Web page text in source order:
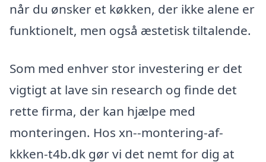
når du ønsker et køkken, der ikke alene er
funktionelt, men også æstetisk tiltalende.
Som med enhver stor investering er det
vigtigt at lave sin research og finde det
rette firma, der kan hjælpe med
monteringen. Hos xn--montering-af-
kkken-t4b.dk gør vi det nemt for dig at